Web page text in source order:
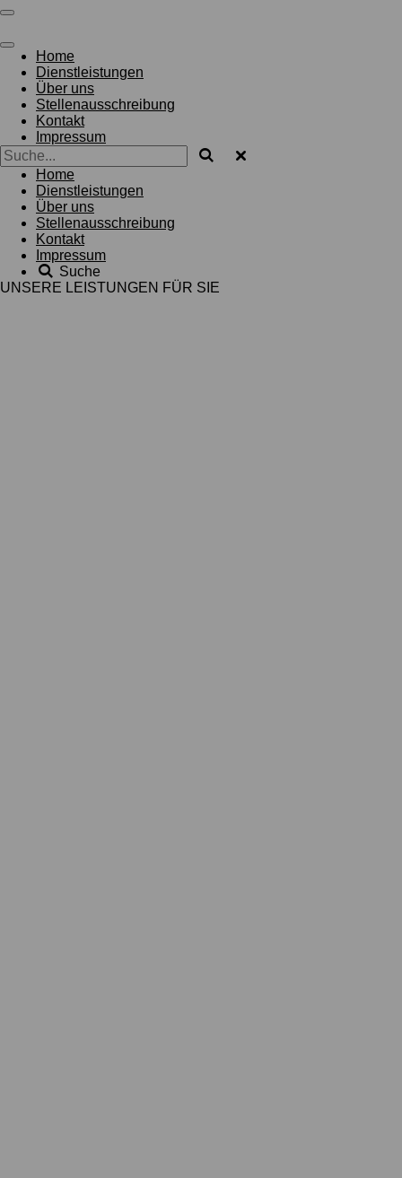
Zum
springen
Home
Dienstleistungen
Über uns
Stellenausschreibung
Kontakt
Impressum
Home
Dienstleistungen
Über uns
Stellenausschreibung
Kontakt
Impressum
Suche
UNSERE LEISTUNGEN FÜR SIE